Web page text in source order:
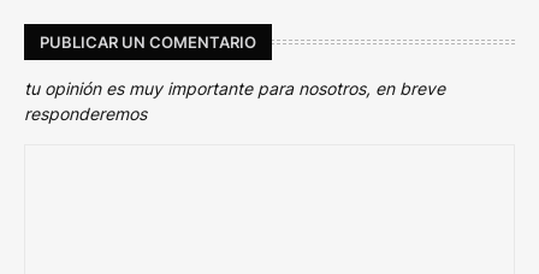
PUBLICAR UN COMENTARIO
tu opinión es muy importante para nosotros, en breve
responderemos